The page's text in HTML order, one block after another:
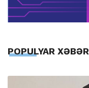
POPULYAR XƏBƏR